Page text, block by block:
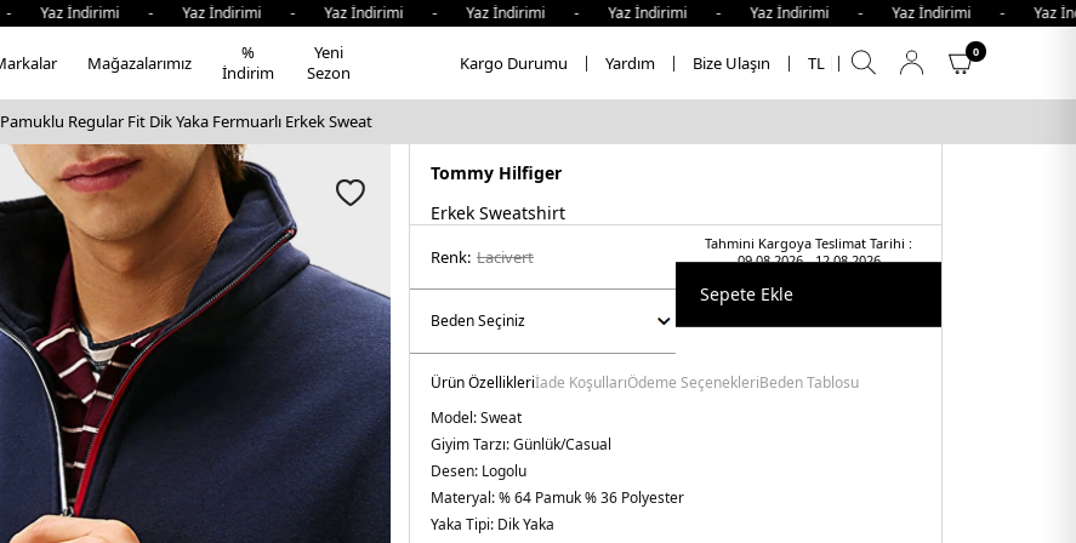
- Yaz İndirimi - Yaz İndirimi - Yaz İndirimi - Yaz İndirimi - Yaz İndirimi - Yaz İndirimi -
Mağazalarımız
%
İndirim
Yeni
Sezon
Kargo Durumu Yardım Bize Ulaşın TL
0
Regular Fit Dik Yaka Fermuarlı Erkek Sweat
Tommy Hilfiger
Erkek Sweatshirt
Tahmini Kargoya Teslimat Tarihi :
09.08.2026 - 12.08.2026
Renk: laci̇vert
Sepete Ekle
Ürün Özellikleriİade KoşullarıÖdeme SeçenekleriBeden Tablosu
Model:Sweat
Giyim Tarzı:Günlük/Casual
Desen: Logolu
Materyal:% 64 Pamuk % 36 Polyester
Yaka Tipi: Dik Yaka